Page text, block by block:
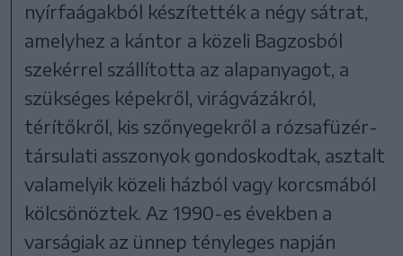
nyírfaágakból készítették a négy sátrat,
amelyhez a kántor a közeli Bagzosból
szekérrel szállította az alapanyagot, a
szükséges képekről, virágvázákról,
térítőkről, kis szőnyegekről a rózsafüzér-
társulati asszonyok gondoskodtak, asztalt
valamelyik közeli házból vagy korcsmából
kölcsönöztek. Az 1990-es években a
varságiak az ünnep tényleges napján